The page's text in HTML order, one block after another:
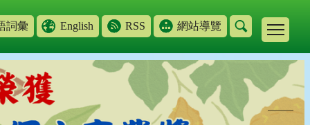
詞彙 English RSS 網站導覽